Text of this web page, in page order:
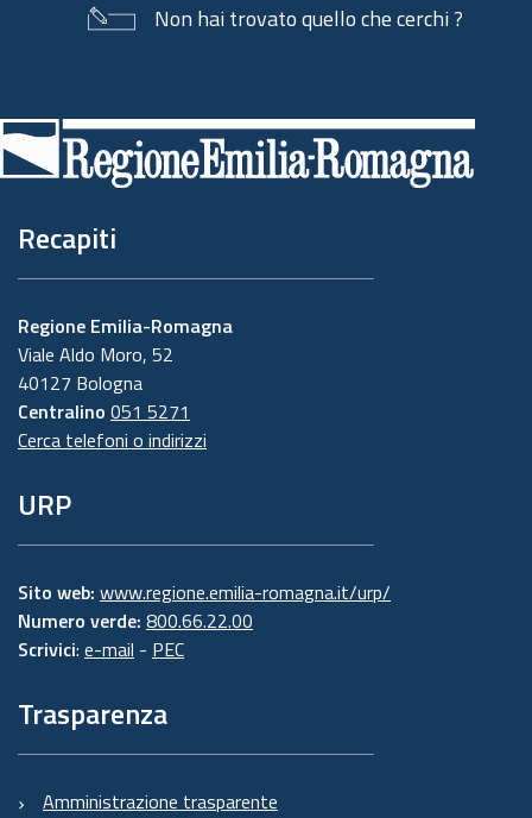
Non hai trovato quello che cerchi ?
di
pagina
Recapiti
Regione Emilia-Romagna
Viale Aldo Moro, 52
40127 Bologna
Centralino 051 5271
Cerca telefoni o indirizzi
URP
Sito web: www.regione.emilia-romagna.it/urp/
Numero verde: 800.66.22.00
Scrivici: e-mail - PEC
Trasparenza
Amministrazione trasparente